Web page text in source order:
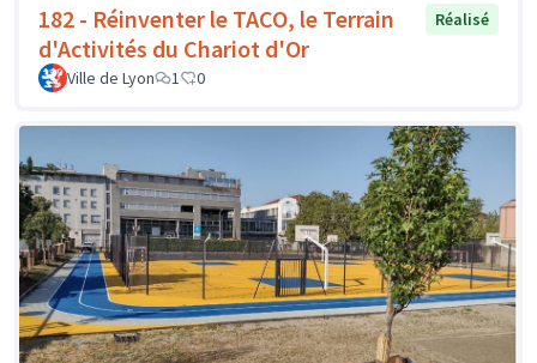
182 - Réinventer le TACO, le Terrain
d'Activités du Chariot d'Or
Réalisé
Ville de Lyon 1 0